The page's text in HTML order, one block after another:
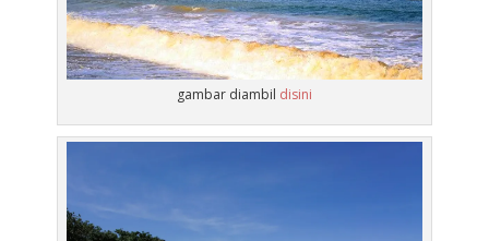
gambar diambil disini